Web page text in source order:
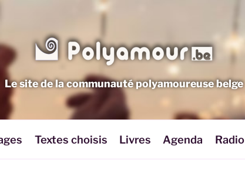
Le site de la communauté polyamoureuse belge
Textes choisis Livres Agenda Radio